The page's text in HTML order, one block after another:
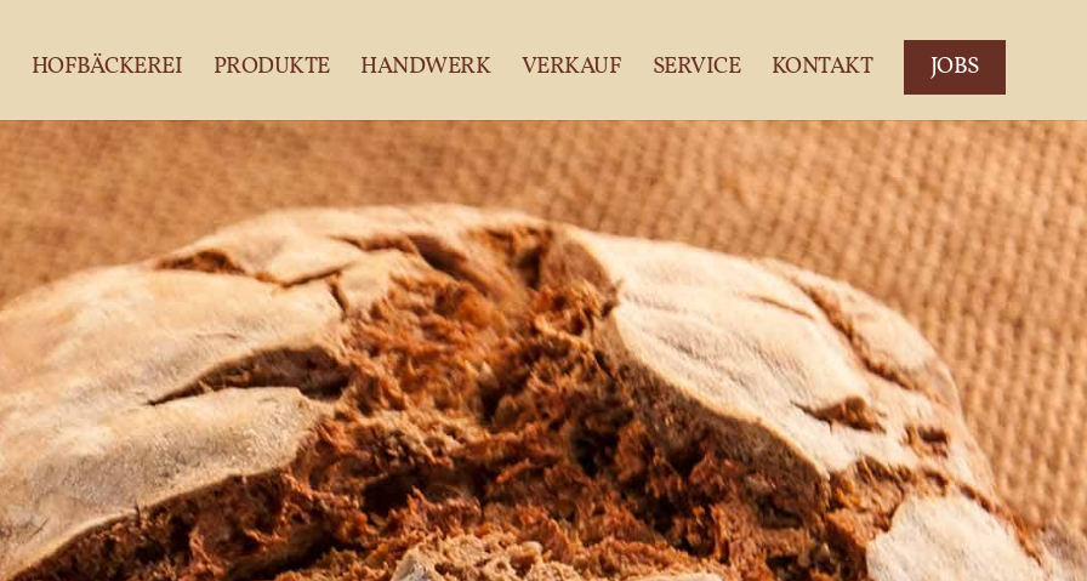
HOFBÄCKEREI PRODUKTE HANDWERK VERKAUF SERVICE KONTAKT JOBS